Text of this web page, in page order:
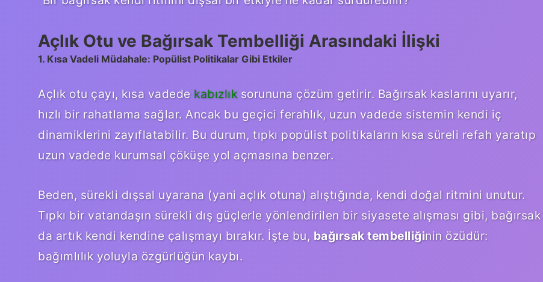
Açlık Otu ve Bağırsak Tembelliği Arasındaki İlişki
1. Kısa Vadeli Müdahale: Popülist Politikalar Gibi Etkiler
Açlık otu çayı, kısa vadede kabızlıksorununa çözüm getirir. Bağırsak kaslarını uyarır,
hızlı bir rahatlama sağlar. Ancak bu geçici ferahlık, uzun vadede sistemin kendi iç
dinamiklerini zayıflatabilir. Bu durum, tıpkı popülist politikaların kısa süreli refah yaratıp
uzun vadede kurumsal çöküşe yol açmasına benzer.
Beden, sürekli dışsal uyarana (yani açlık otuna) alıştığında, kendi doğal ritmini unutur.
Tıpkı bir vatandaşın sürekli dış güçlerle yönlendirilen bir siyasete alışması gibi, bağırsak
da artık kendi kendine çalışmayı bırakır. İşte bu, bağırsak tembelliğinin özüdür:
bağımlılık yoluyla özgürlüğün kaybı.